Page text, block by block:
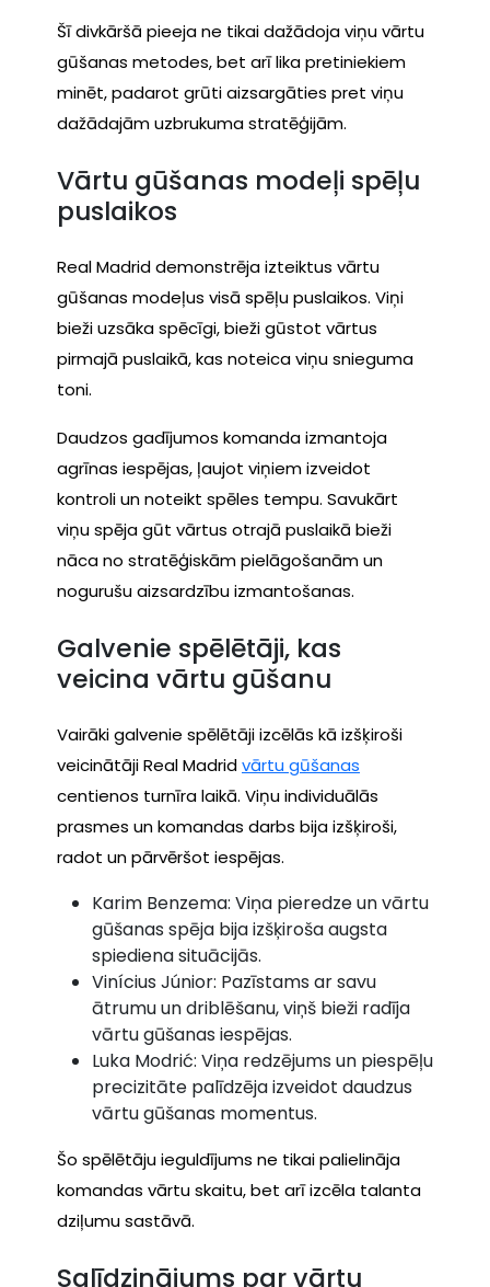
Šī divkāršā pieeja ne tikai dažādoja viņu vārtu
gūšanas metodes, bet arī lika pretiniekiem
minēt, padarot grūti aizsargāties pret viņu
dažādajām uzbrukuma stratēģijām.
Vārtu gūšanas modeļi spēļu
puslaikos
Real Madrid demonstrēja izteiktus vārtu
gūšanas modeļus visā spēļu puslaikos. Viņi
bieži uzsāka spēcīgi, bieži gūstot vārtus
pirmajā puslaikā, kas noteica viņu snieguma
toni.
Daudzos gadījumos komanda izmantoja
agrīnas iespējas, ļaujot viņiem izveidot
kontroli un noteikt spēles tempu. Savukārt
viņu spēja gūt vārtus otrajā puslaikā bieži
nāca no stratēģiskām pielāgošanām un
nogurušu aizsardzību izmantošanas.
Galvenie spēlētāji, kas
veicina vārtu gūšanu
Vairāki galvenie spēlētāji izcēlās kā izšķiroši
veicinātāji Real Madridvārtu gūšanas
centienos turnīra laikā. Viņu individuālās
prasmes un komandas darbs bija izšķiroši,
radot un pārvēršot iespējas.
Karim Benzema: Viņa pieredze un vārtu
gūšanas spēja bija izšķiroša augsta
spiediena situācijās.
Vinícius Júnior: Pazīstams ar savu
ātrumu un driblēšanu, viņš bieži radīja
vārtu gūšanas iespējas.
Luka Modrić: Viņa redzējums un piespēļu
precizitāte palīdzēja izveidot daudzus
vārtu gūšanas momentus.
Šo spēlētāju ieguldījums ne tikai palielināja
komandas vārtu skaitu, bet arī izcēla talanta
dziļumu sastāvā.
Salīdzinājums par vārtu